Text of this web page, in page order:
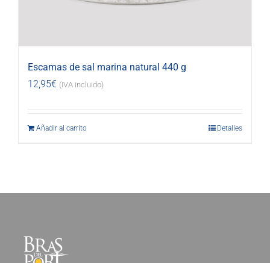
Escamas de sal marina natural 440 g
12,95€ (IVA incluido)
Añadir al carrito Detalles